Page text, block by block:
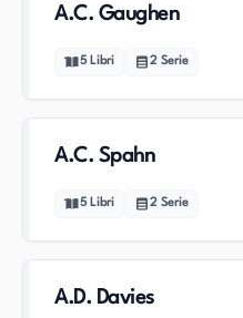
A.C. Gaughen
5 Libri 2 Serie
A.C. Spahn
5 Libri 2 Serie
A.D. Davies